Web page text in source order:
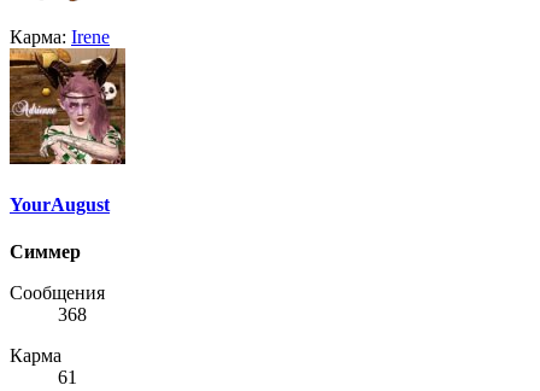
Карма: Irene
YourAugust
Симмер
Сообщения
368
Карма
61